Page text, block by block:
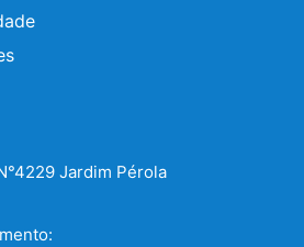
Jardim Pérola